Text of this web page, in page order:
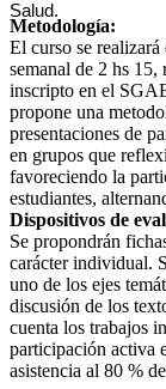
Salud.
Metodología:
El curso se
semanal de 2 hs 15,
inscripto en el
propone una
presentaciones de
en grupos que
favoreciendo la
estudiantes,
Dispositivos de
Se propondrán
carácter individual.
uno de los ejes
discusión de los
cuenta los trabajos
participación activa
asistencia al 80 %